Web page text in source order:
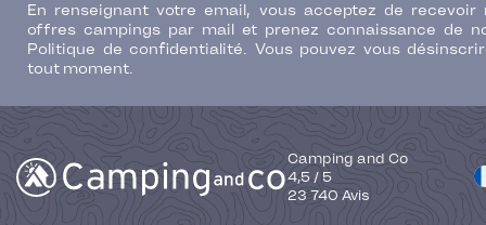
En renseignant votre email, vous acceptez de recevoir
offres campings par mail et prenez connaissance de
Politique de confidentialité. Vous pouvez vous
tout moment.
Camping and Co
4,5 / 5
23 740 Avis